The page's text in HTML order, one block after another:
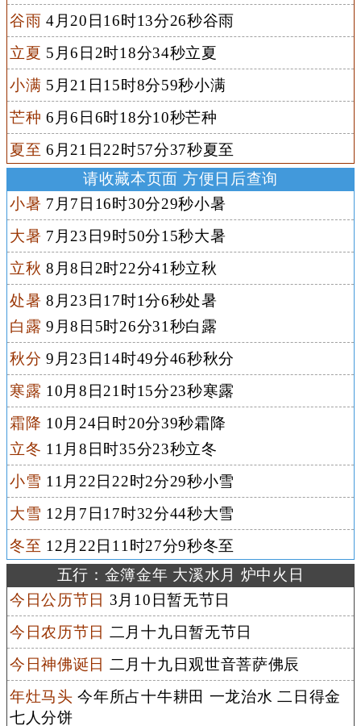
谷雨 4月20日16时13分26秒谷雨
立夏 5月6日2时18分34秒立夏
小满 5月21日15时8分59秒小满
芒种 6月6日6时18分10秒芒种
夏至 6月21日22时57分37秒夏至
请收藏本页面 方便日后查询
小暑 7月7日16时30分29秒小暑
大暑 7月23日9时50分15秒大暑
立秋 8月8日2时22分41秒立秋
处暑 8月23日17时1分6秒处暑
白露 9月8日5时26分31秒白露
秋分 9月23日14时49分46秒秋分
寒露 10月8日21时15分23秒寒露
霜降 10月24日时20分39秒霜降
立冬 11月8日时35分23秒立冬
小雪 11月22日22时2分29秒小雪
大雪 12月7日17时32分44秒大雪
冬至 12月22日11时27分9秒冬至
五行：金簿金年 大溪水月 炉中火日
今日公历节日 3月10日暂无节日
今日农历节日 二月十九日暂无节日
今日神佛诞日 二月十九日观世音菩萨佛辰
年灶马头 今年所占十牛耕田 一龙治水 二日得金
七人分饼